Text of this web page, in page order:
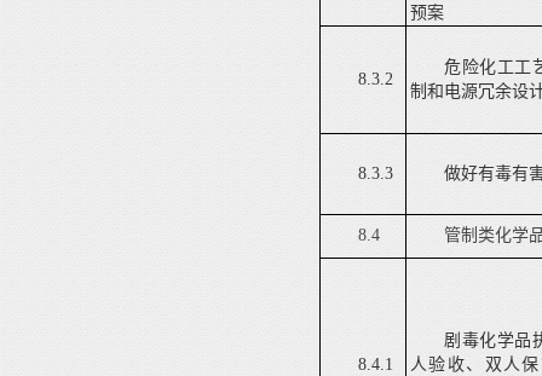
预案
8.3.2
危险化工工
制和电源冗余设
8.3.3 做好有毒有
8.4 管制类化学
8.4.1
剧毒化学品
人验收、双人